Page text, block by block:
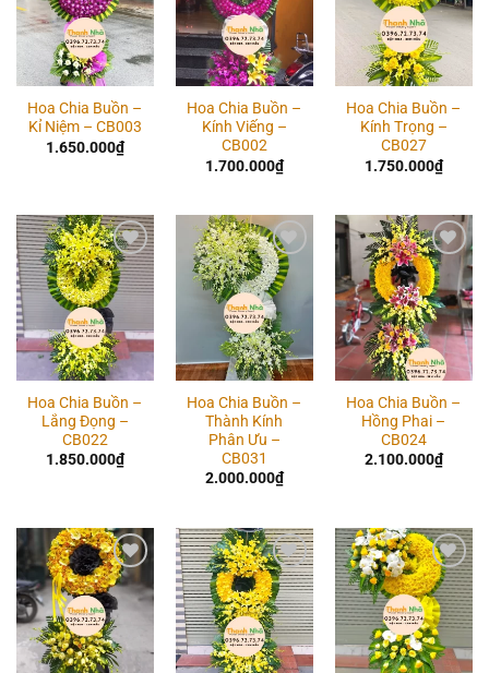
Hoa Chia Buồn –
Kỉ Niệm – CB003
1.650.000₫
Hoa Chia Buồn –
Kính Viếng –
CB002
1.700.000₫
Hoa Chia Buồn –
Kính Trọng –
CB027
1.750.000₫
Add to
wishlist
Hoa Chia Buồn –
Lắng Đọng –
CB022
1.850.000₫
Add to
wishlist
Hoa Chia Buồn –
Thành Kính
Phân Ưu –
CB031
2.000.000₫
Add to
wishlist
Hoa Chia Buồn –
Hồng Phai –
CB024
2.100.000₫
Add to
wishlist
Add to
wishlist
Add to
wishlist